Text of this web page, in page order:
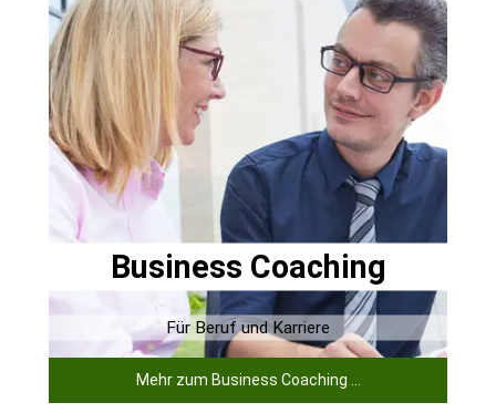
Business Coaching
Für Beruf und Karriere
Mehr zum Business Coaching ...